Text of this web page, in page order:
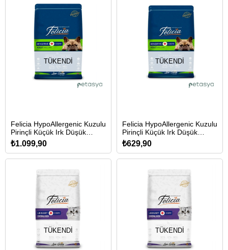
TÜKENDI
Felicia HypoAllergenic Kuzulu
Pirinçli Küçük Irk Düşük
Tahıllı Yetişkin Köpek
Maması 6kg
₺1.099,90
TÜKENDI
Felicia HypoAllergenic Kuzulu
Pirinçli Küçük Irk Düşük
Tahıllı Yetişkin Köpek
Maması 3kg
₺629,90
TÜKENDI TÜKENDI